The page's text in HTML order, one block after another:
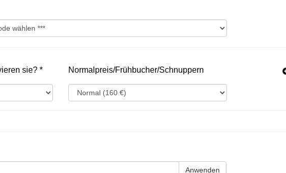
sie? * Normalpreis/Frühbucher/Schnuppern
Anwenden